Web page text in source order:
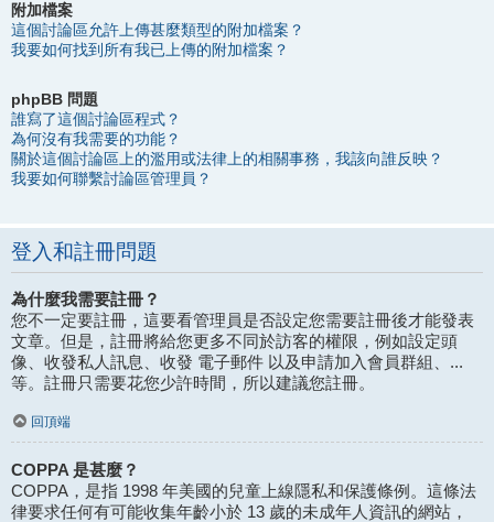
附加檔案
這個討論區允許上傳甚麼類型的附加檔案？
我要如何找到所有我已上傳的附加檔案？
phpBB 問題
誰寫了這個討論區程式？
為何沒有我需要的功能？
關於這個討論區上的濫用或法律上的相關事務，我該向誰反映？
我要如何聯繫討論區管理員？
登入和註冊問題
為什麼我需要註冊？
您不一定要註冊，這要看管理員是否設定您需要註冊後才能發表
文章。但是，註冊將給您更多不同於訪客的權限，例如設定頭
像、收發私人訊息、收發 電子郵件 以及申請加入會員群組、...
等。註冊只需要花您少許時間，所以建議您註冊。
回頂端
COPPA 是甚麼？
COPPA，是指 1998 年美國的兒童上線隱私和保護條例。這條法
律要求任何有可能收集年齡小於 13 歲的未成年人資訊的網站，